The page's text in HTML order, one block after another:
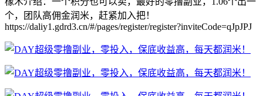
个，团队高佣金润米，赶紧加入把！
https://daliy1.gdrd3.cn/#/pages/register/register?inviteCode=qJpJPJ